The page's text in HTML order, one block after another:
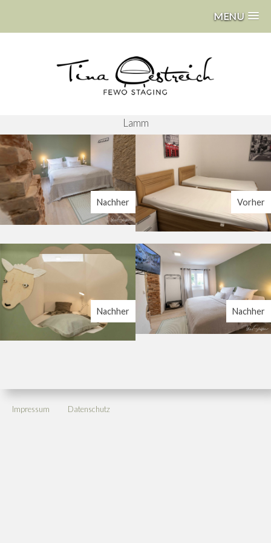
MENU
Lamm
Nachher Vorher
Nachher Nachher
Impressum Datenschutz